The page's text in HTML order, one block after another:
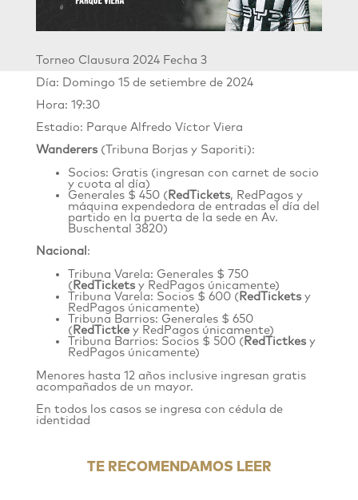
Torneo Clausura 2024 Fecha 3
Día: Domingo 15 de setiembre de 2024
Hora: 19:30
Estadio: Parque Alfredo Víctor Viera
Wanderers(Tribuna Borjas y Saporiti):
Socios: Gratis (ingresan con carnet de socio
y cuota al día)
Generales $ 450 (RedTickets, RedPagos y
máquina expendedora de entradas el día del
partido en la puerta de la sede en Av.
Buschental 3820)
Nacional :
Tribuna Varela: Generales $ 750
(RedTicketsy RedPagos únicamente)
Tribuna Varela: Socios $ 600 (RedTicketsy
RedPagos únicamente)
Tribuna Barrios: Generales $ 650
(RedTictkey RedPagos únicamente)
Tribuna Barrios: Socios $ 500 (RedTictkesy
RedPagos únicamente)
Menores hasta 12 años inclusive ingresan gratis
acompañados de un mayor.
En todos los casos se ingresa con cédula de
identidad
TE RECOMENDAMOS LEER